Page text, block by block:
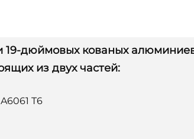
19-дюймовых кованых
из двух частей:
T6